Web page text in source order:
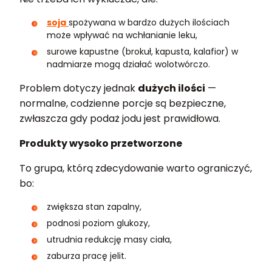
soja spożywana w bardzo dużych ilościach
może wpływać na wchłanianie leku,
surowe kapustne (brokuł, kapusta, kalafior) w
nadmiarze mogą działać wolotwórczo.
Problem dotyczy jednak dużych ilości —
normalne, codzienne porcje są bezpieczne,
zwłaszcza gdy podaż jodu jest prawidłowa.
Produkty wysoko przetworzone
To grupa, którą zdecydowanie warto ograniczyć,
bo:
zwiększa stan zapalny,
podnosi poziom glukozy,
utrudnia redukcję masy ciała,
zaburza pracę jelit.